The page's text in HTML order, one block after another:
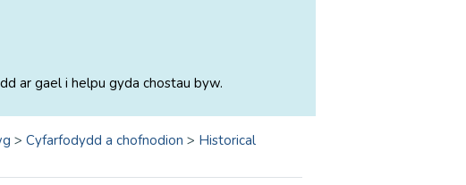
ar gael i helpu gyda chostau byw.
> Cyfarfodydd a chofnodion > Historical